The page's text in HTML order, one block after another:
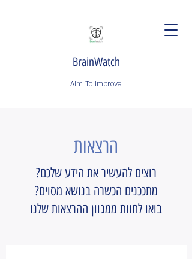
BrainWatch
Aim To Improve
הרצאות
רוצים להעשיר את הידע שלכם?
מתככנים הכשרה בנושא מסוים?
בואו לחוות ממגוון ההרצאות שלנו